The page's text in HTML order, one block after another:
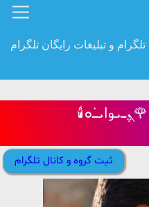
تلگرام و تبلیغات رایگان تلگرام
ثبت گروه و کانال تلگرام